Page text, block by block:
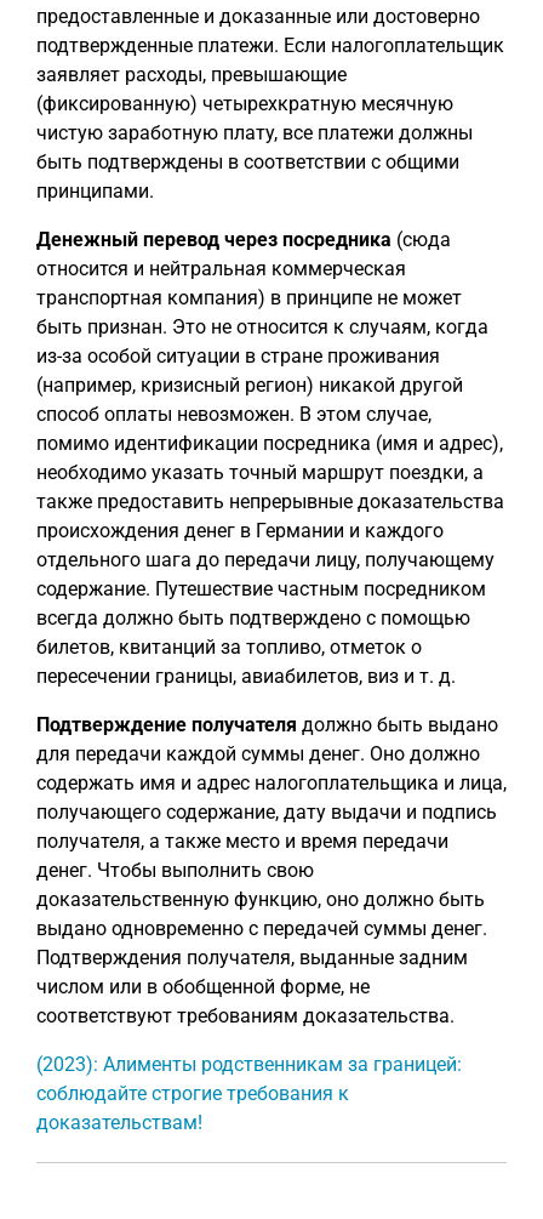
предоставленные и доказанные или достоверно
подтвержденные платежи. Если налогоплательщик
заявляет расходы, превышающие
(фиксированную) четырехкратную месячную
чистую заработную плату, все платежи должны
быть подтверждены в соответствии с общими
принципами.
Денежный перевод через посредника (сюда
относится и нейтральная коммерческая
транспортная компания) в принципе не может
быть признан. Это не относится к случаям, когда
из-за особой ситуации в стране проживания
(например, кризисный регион) никакой другой
способ оплаты невозможен. В этом случае,
помимо идентификации посредника (имя и адрес),
необходимо указать точный маршрут поездки, а
также предоставить непрерывные доказательства
происхождения денег в Германии и каждого
отдельного шага до передачи лицу, получающему
содержание. Путешествие частным посредником
всегда должно быть подтверждено с помощью
билетов, квитанций за топливо, отметок о
пересечении границы, авиабилетов, виз и т. д.
Подтверждение получателя должно быть выдано
для передачи каждой суммы денег. Оно должно
содержать имя и адрес налогоплательщика и лица,
получающего содержание, дату выдачи и подпись
получателя, а также место и время передачи
денег. Чтобы выполнить свою
доказательственную функцию, оно должно быть
выдано одновременно с передачей суммы денег.
Подтверждения получателя, выданные задним
числом или в обобщенной форме, не
соответствуют требованиям доказательства.
(2023): Алименты родственникам за границей:
соблюдайте строгие требования к
доказательствам!